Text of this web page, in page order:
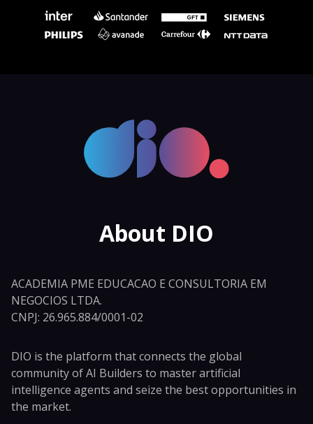
About DIO
ACADEMIA PME EDUCACAO E CONSULTORIA EM
NEGOCIOS LTDA.
CNPJ: 26.965.884/0001-02
DIO is the platform that connects the global
community of AI Builders to master artificial
intelligence agents and seize the best opportunities in
the market.